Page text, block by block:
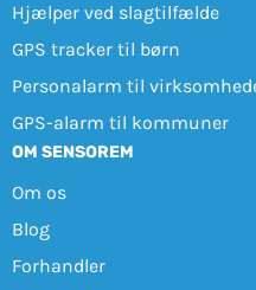
Hjælper ved slagtilfælde
GPS tracker til børn
Personalarm til
GPS-alarm til kommuner
OM SENSOREM
Om os
Blog
Forhandler